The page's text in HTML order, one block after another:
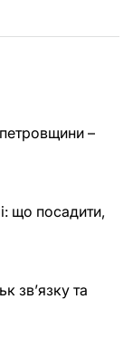
–
що посадити,
зв’язку та